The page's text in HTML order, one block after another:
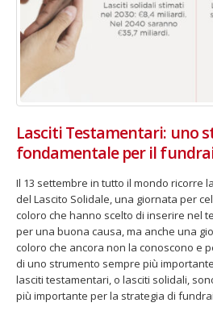
Lasciti Testamentari: uno
fondamentale per il
Il 13 settembre in tutto il mondo ricorre
del Lascito Solidale, una giornata per
coloro che hanno scelto di inserire nel
per una buona causa, ma anche una
coloro che ancora non la conoscono e
di uno strumento sempre più
lasciti testamentari, o lasciti solidali,
più importante per la strategia di